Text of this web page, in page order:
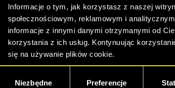
Informacje o tym, jak korzystasz z naszej
społecznościowym, reklamowym i
informacje z innymi danymi otrzymanymi od
korzystania z ich usług. Kontynuując
się na używanie plików cookie.
zgodyNiezbędne Preferencje